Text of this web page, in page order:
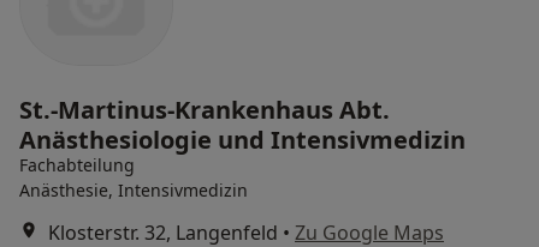
St.-Martinus-Krankenhaus Abt.
Anästhesiologie und Intensivmedizin
Fachabteilung
Anästhesie, Intensivmedizin
Klosterstr. 32, Langenfeld • Zu Google Maps